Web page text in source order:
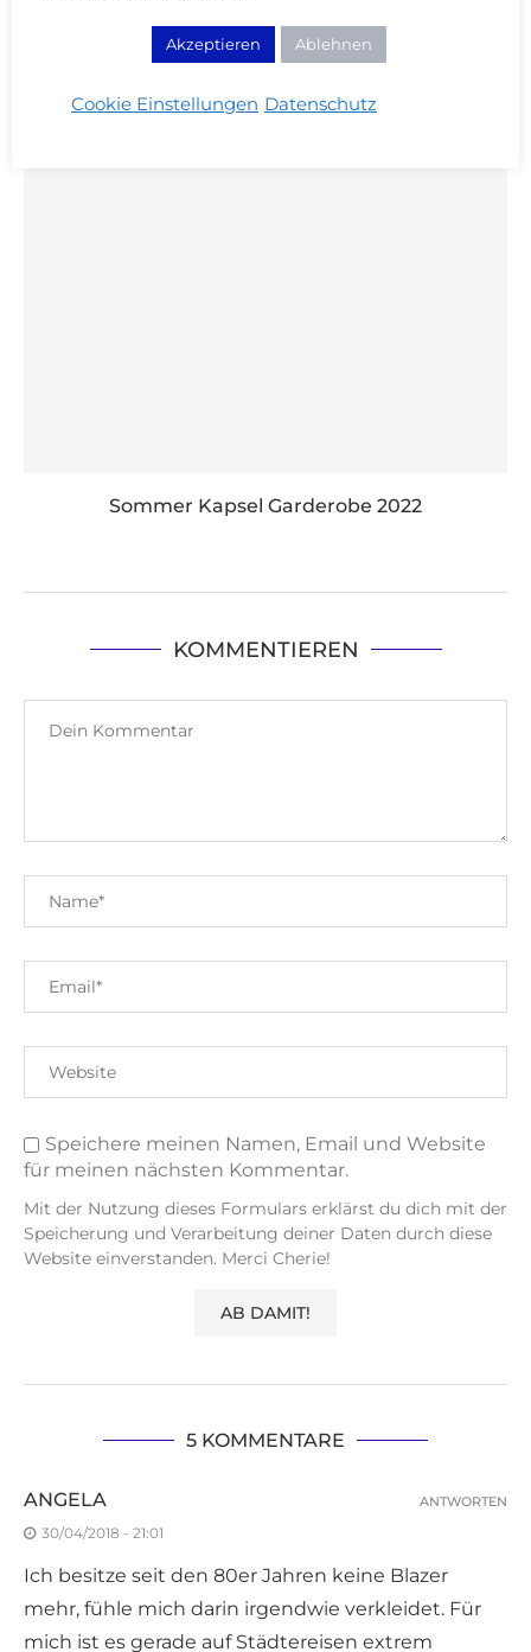
Sommer Kapsel Garderobe 2022
KOMMENTIEREN
Speichere meinen Namen, Email und Website
für meinen nächsten Kommentar.
Mit der Nutzung dieses Formulars erklärst du dich mit der
Speicherung und Verarbeitung deiner Daten durch diese
Website einverstanden. Merci Cherie!
5 KOMMENTARE
ANGELA
30/04/2018 - 21:01
Ich besitze seit den 80er Jahren keine Blazer
mehr, fühle mich darin irgendwie verkleidet. Für
mich ist es gerade auf Städtereisen extrem
ANTWORTEN
Akzeptieren Ablehnen
Cookie Einstellungen Datenschutz